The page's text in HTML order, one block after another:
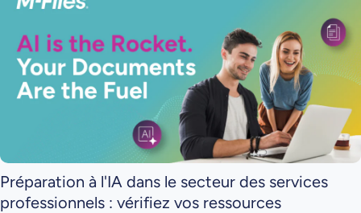
Préparation à l'IA dans le secteur des services
professionnels : vérifiez vos ressources